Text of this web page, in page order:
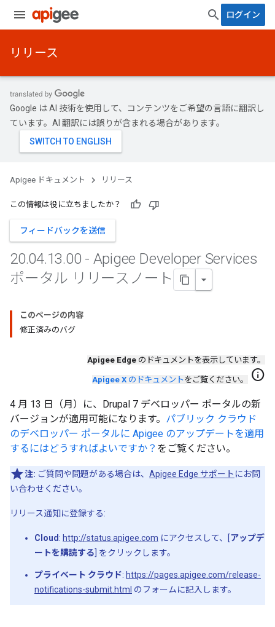
ログイン
リリース
Google は AI 技術を使用して、コンテンツをご希望の言語に翻訳し
ています。AI 翻訳には誤りが含まれる場合があります。
Apigee ドキュメント リリース
この情報は役に立ちましたか？
フィードバックを送信
20.04.13.00 - Apigee Developer Services
ポータル リリースノート
このページの内容
修正済みのバグ
Apigee Edge のドキュメントを表示しています。
Apigee X のドキュメントをご覧ください。 info
4 月 13 日（月）に、Drupal 7 デベロッパー ポータルの新
バージョンが適用可能になります。 パブリック クラウド
のデベロッパー ポータルに Apigee のアップデートを適用
するにはどうすればよいですか？ をご覧ください。
注: ご質問や問題がある場合は、 Apigee Edge サポート にお問
い合わせください。
リリース通知に登録する:
Cloud : http://status.apigee.com にアクセスして、[アップデ
ートを購読する ] をクリックします。
プライベート クラウド: https://pages.apigee.com/release-
notifications-submit.html のフォームに記入します。